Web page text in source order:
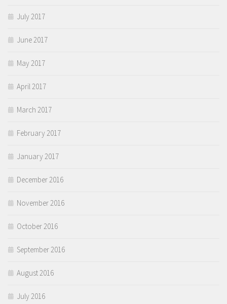
July 2017
June 2017
May 2017
April 2017
March 2017
February 2017
January 2017
December 2016
November 2016
October 2016
September 2016
August 2016
July 2016